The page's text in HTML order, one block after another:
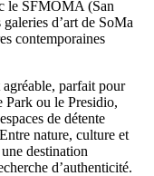
le SFMOMA (San
d’art de SoMa
contemporaines
parfait pour
Park ou le Presidio,
de détente
nature, culture et
destination
d’authenticité.